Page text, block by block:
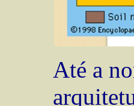
Até a